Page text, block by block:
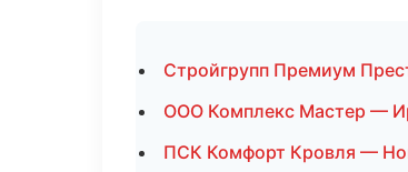
Стройгрупп Премиум
ООО Комплекс Мастер —
ПСК Комфорт Кровля —